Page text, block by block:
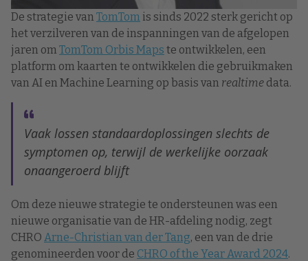
De strategie van TomTom is sinds 2022 sterk gericht op
het verzilveren van de inspanningen van de afgelopen
jaren om TomTom Orbis Maps te ontwikkelen, een
platform om kaarten te ontwikkelen die gebruikmaken
van AI en Machine Learning op basis van realtime data.
Vaak lossen standaardoplossingen slechts de
symptomen op, terwijl de werkelijke oorzaak
onaangeroerd blijft
Om deze nieuwe strategie te ondersteunen was een
nieuwe organisatie van de HR-afdeling nodig, zegt
CHRO Arne-Christian van der Tang, een van de drie
genomineerden voor de CHRO of the Year Award 2024.